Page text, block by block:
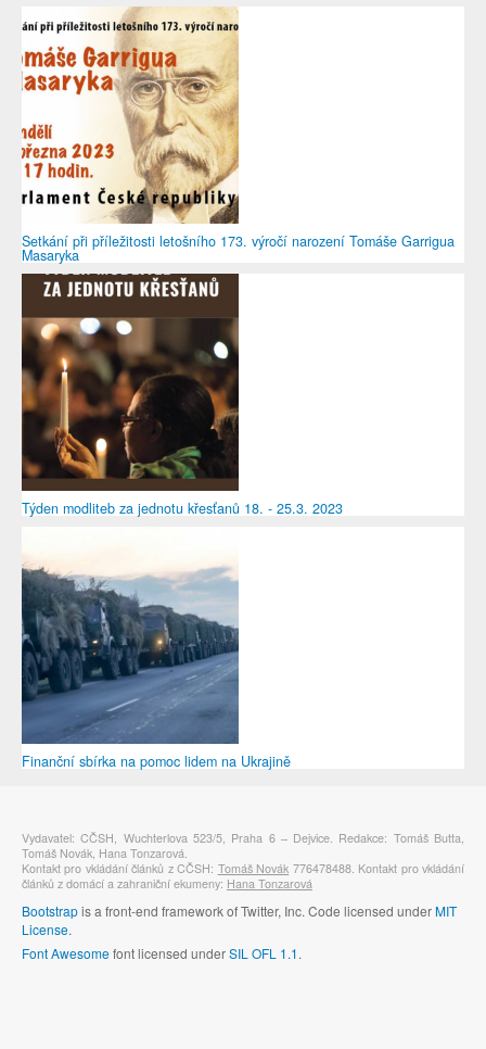
Setkání při příležitosti letošního 173. výročí narození Tomáše Garrigua
Masaryka
Týden modliteb za jednotu křesťanů 18. - 25.3. 2023
Finanční sbírka na pomoc lidem na Ukrajině
Vydavatel: CČSH, Wuchterlova 523/5, Praha 6 – Dejvice. Redakce: Tomáš Butta,
Tomáš Novák, Hana Tonzarová.
Kontakt pro vkládání článků z CČSH: Tomáš Novák 776478488. Kontakt pro vkládání
článků z domácí a zahraniční ekumeny: Hana Tonzarová
Bootstrapis a front-end framework of Twitter, Inc. Code licensed underMIT
License.
Font Awesomefont licensed underSIL OFL 1.1.